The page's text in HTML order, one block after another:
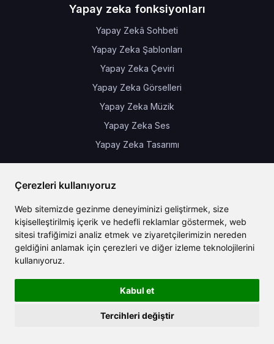
Çerezleri kullanıyoruz
Web sitemizde gezinme deneyiminizi geliştirmek, size
kişiselleştirilmiş içerik ve hedefli reklamlar göstermek, web
sitesi trafiğimizi analiz etmek ve ziyaretçilerimizin nereden
geldiğini anlamak için çerezleri ve diğer izleme teknolojilerini
kullanıyoruz.
Kabul et
Tercihleri değiştir
Yapay zeka fonksiyonları
Yapay Zekâ Sohbeti
Yapay Zeka Şablonları
Yapay Zeka Çeviri
Yapay Zeka Görselleri
Yapay Zeka Müzik
Yapay Zeka Ses
Yapay Zeka Tasarımı
Ses Klonlama
Video Altyazıları